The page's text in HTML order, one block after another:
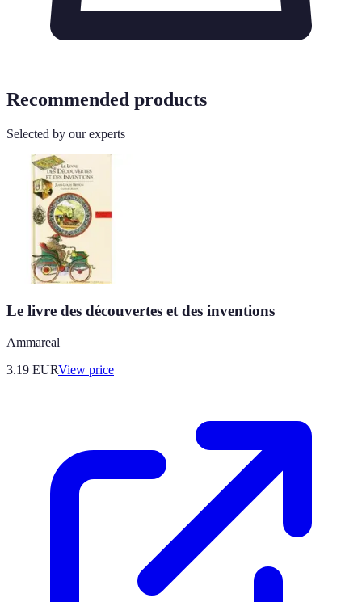
Recommended products
Selected by our experts
Le livre des découvertes et des inventions
Ammareal
3.19 EURView price